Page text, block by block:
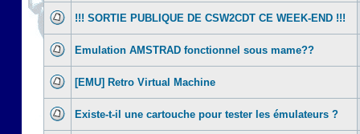
!!! SORTIE PUBLIQUE DE CSW2CDT CE WEEK-END !!!
Emulation AMSTRAD fonctionnel sous mame??
[EMU] Retro Virtual Machine
Existe-t-il une cartouche pour tester les émulateurs ?